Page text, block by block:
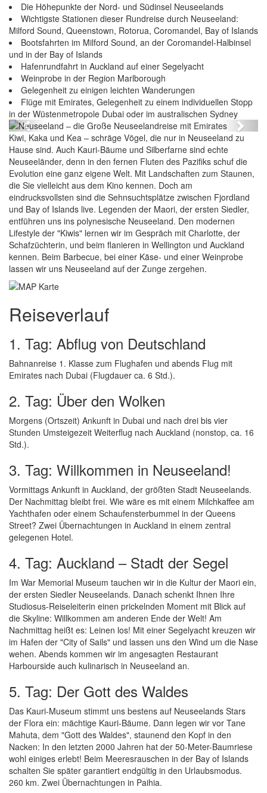
Die Höhepunkte der Nord- und Südinsel Neuseelands
Wichtigste Stationen dieser Rundreise durch Neuseeland:
Milford Sound, Queenstown, Rotorua, Coromandel, Bay of Islands
Bootsfahrten im Milford Sound, an der Coromandel-Halbinsel
und in der Bay of Islands
Hafenrundfahrt in Auckland auf einer Segelyacht
Weinprobe in der Region Marlborough
Gelegenheit zu einigen leichten Wanderungen
Flüge mit Emirates, Gelegenheit zu einem individuellen Stopp
in der Wüstenmetropole Dubai oder im australischen Sydney
Neuseeland – die Große Neuseelandreise mit
Emirates
Previous Next
Kiwi, Kaka und Kea – schräge Vögel, die nur in Neuseeland zu
Hause sind. Auch Kauri-Bäume und Silberfarne sind echte
Neuseeländer, denn in den fernen Fluten des Pazifiks schuf die
Evolution eine ganz eigene Welt. Mit Landschaften zum Staunen,
die Sie vielleicht aus dem Kino kennen. Doch am
eindrucksvollsten sind die Sehnsuchtsplätze zwischen Fjordland
und Bay of Islands live. Legenden der Maori, der ersten Siedler,
entführen uns ins polynesische Neuseeland. Den modernen
Lifestyle der "Kiwis" lernen wir im Gespräch mit Charlotte, der
Schafzüchterin, und beim flanieren in Wellington und Auckland
kennen. Beim Barbecue, bei einer Käse- und einer Weinprobe
lassen wir uns Neuseeland auf der Zunge zergehen.
Reiseverlauf
1. Tag: Abflug von Deutschland
Bahnanreise 1. Klasse zum Flughafen und abends Flug mit
Emirates nach Dubai (Flugdauer ca. 6 Std.).
2. Tag: Über den Wolken
Morgens (Ortszeit) Ankunft in Dubai und nach drei bis vier
Stunden Umsteigezeit Weiterflug nach Auckland (nonstop, ca. 16
Std.).
3. Tag: Willkommen in Neuseeland!
Vormittags Ankunft in Auckland, der größten Stadt Neuseelands.
Der Nachmittag bleibt frei. Wie wäre es mit einem Milchkaffee am
Yachthafen oder einem Schaufensterbummel in der Queens
Street? Zwei Übernachtungen in Auckland in einem zentral
gelegenen Hotel.
4. Tag: Auckland – Stadt der Segel
Im War Memorial Museum tauchen wir in die Kultur der Maori ein,
der ersten Siedler Neuseelands. Danach schenkt Ihnen Ihre
Studiosus-Reiseleiterin einen prickelnden Moment mit Blick auf
die Skyline: Willkommen am anderen Ende der Welt! Am
Nachmittag heißt es: Leinen los! Mit einer Segelyacht kreuzen wir
im Hafen der "City of Sails" und lassen uns den Wind um die Nase
wehen. Abends kommen wir im angesagten Restaurant
Harbourside auch kulinarisch in Neuseeland an.
5. Tag: Der Gott des Waldes
Das Kauri-Museum stimmt uns bestens auf Neuseelands Stars
der Flora ein: mächtige Kauri-Bäume. Dann legen wir vor Tane
Mahuta, dem "Gott des Waldes", staunend den Kopf in den
Nacken: In den letzten 2000 Jahren hat der 50-Meter-Baumriese
wohl einiges erlebt! Beim Meeresrauschen in der Bay of Islands
schalten Sie später garantiert endgültig in den Urlaubsmodus.
260 km. Zwei Übernachtungen in Paihia.